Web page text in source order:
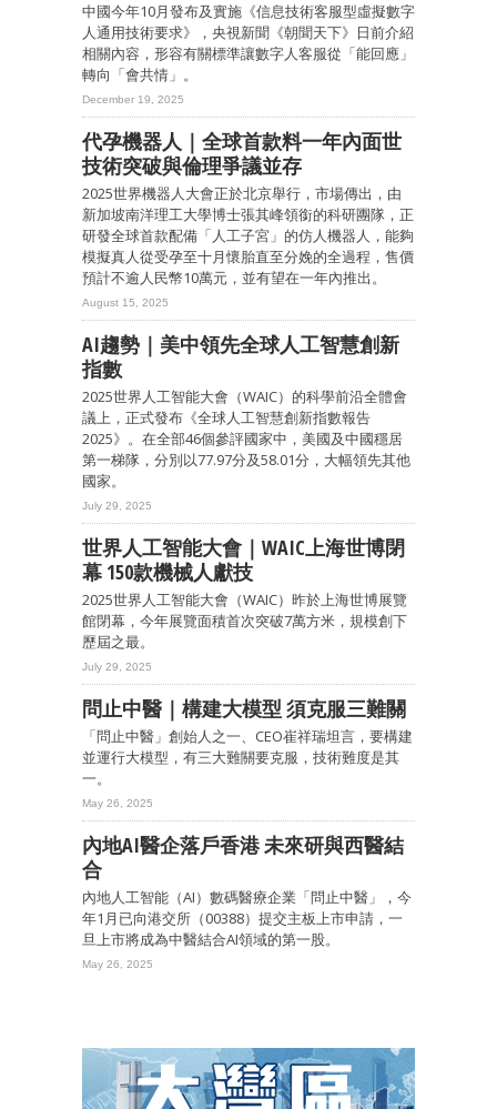
中國今年10月發布及實施《信息技術客服型虛擬數字
人通用技術要求》，央視新聞《朝聞天下》日前介紹
相關內容，形容有關標準讓數字人客服從「能回應」
轉向「會共情」。
December 19, 2025
代孕機器人｜全球首款料一年內面世
技術突破與倫理爭議並存
2025世界機器人大會正於北京舉行，市場傳出，由
新加坡南洋理工大學博士張其峰領銜的科研團隊，正
研發全球首款配備「人工子宮」的仿人機器人，能夠
模擬真人從受孕至十月懷胎直至分娩的全過程，售價
預計不逾人民幣10萬元，並有望在一年內推出。
August 15, 2025
AI趨勢｜美中領先全球人工智慧創新
指數
2025世界人工智能大會（WAIC）的科學前沿全體會
議上，正式發布《全球人工智慧創新指數報告
2025》。在全部46個參評國家中，美國及中國穩居
第一梯隊，分別以77.97分及58.01分，大幅領先其他
國家。
July 29, 2025
世界人工智能大會｜WAIC上海世博閉
幕 150款機械人獻技
2025世界人工智能大會（WAIC）昨於上海世博展覽
館閉幕，今年展覽面積首次突破7萬方米，規模創下
歷屆之最。
July 29, 2025
問止中醫｜構建大模型 須克服三難關
「問止中醫」創始人之一、CEO崔祥瑞坦言，要構建
並運行大模型，有三大難關要克服，技術難度是其
一。
May 26, 2025
內地AI醫企落戶香港 未來研與西醫結
合
內地人工智能（AI）數碼醫療企業「問止中醫」，今
年1月已向港交所（00388）提交主板上市申請，一
旦上市將成為中醫結合AI領域的第一股。
May 26, 2025